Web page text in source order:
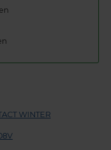
WINTER